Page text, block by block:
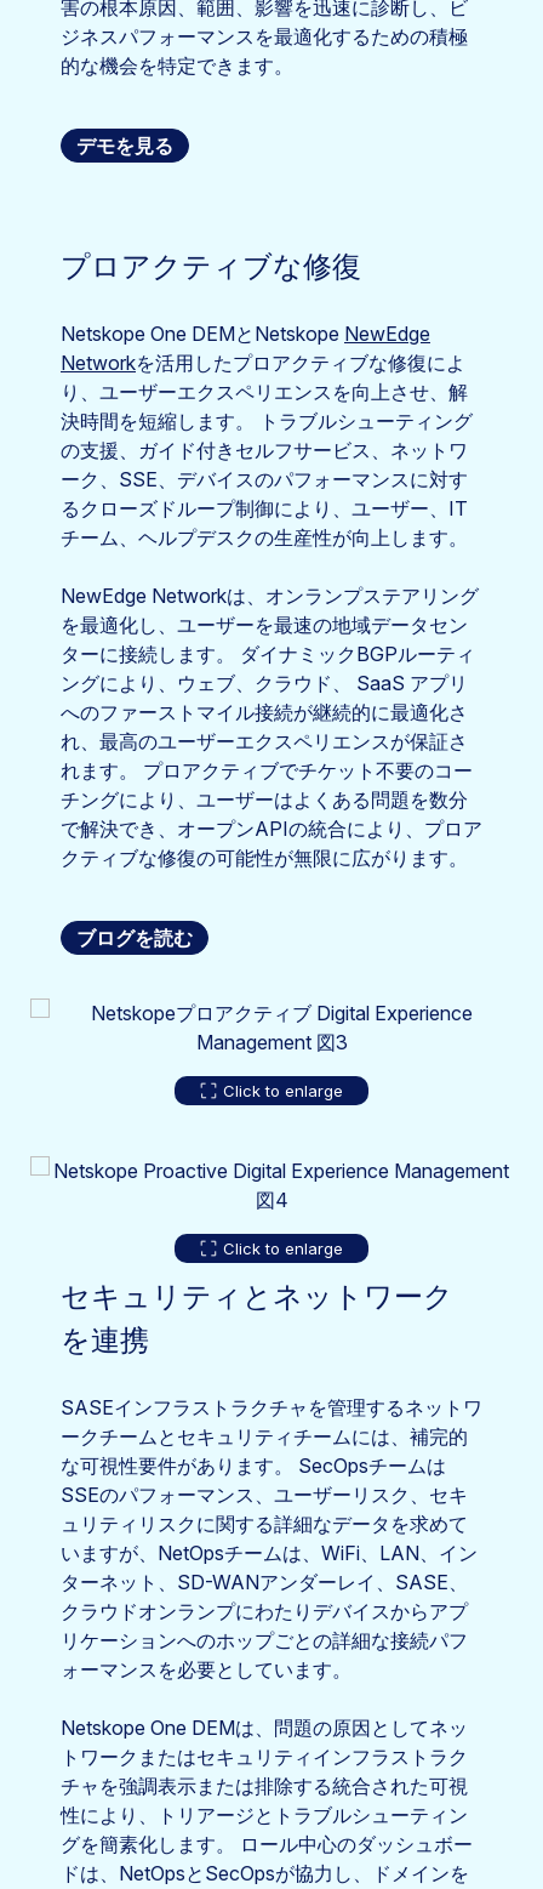
害の根本原因、範囲、影響を迅速に診断し、ビ
ジネスパフォーマンスを最適化するための積極
的な機会を特定できます。
デモを見る
プロアクティブな修復
Netskope One DEMとNetskope NewEdge
Networkを活用したプロアクティブな修復によ
り、ユーザーエクスペリエンスを向上させ、解
決時間を短縮します。 トラブルシューティング
の支援、ガイド付きセルフサービス、ネットワ
ーク、SSE、デバイスのパフォーマンスに対す
るクローズドループ制御により、ユーザー、IT
チーム、ヘルプデスクの生産性が向上します。
NewEdge Networkは、オンランプステアリング
を最適化し、ユーザーを最速の地域データセン
ターに接続します。 ダイナミックBGPルーティ
ングにより、ウェブ、クラウド、 SaaS アプリ
へのファーストマイル接続が継続的に最適化さ
れ、最高のユーザーエクスペリエンスが保証さ
れます。 プロアクティブでチケット不要のコー
チングにより、ユーザーはよくある問題を数分
で解決でき、オープンAPIの統合により、プロア
クティブな修復の可能性が無限に広がります。
ブログを読む
Click to enlarge
セキュリティとネットワーク
を連携
SASEインフラストラクチャを管理するネットワ
ークチームとセキュリティチームには、補完的
な可視性要件があります。 SecOpsチームは
SSEのパフォーマンス、ユーザーリスク、セキ
ュリティリスクに関する詳細なデータを求めて
いますが、NetOpsチームは、WiFi、LAN、イン
ターネット、SD-WANアンダーレイ、SASE、
クラウドオンランプにわたりデバイスからアプ
リケーションへのホップごとの詳細な接続パフ
ォーマンスを必要としています。
Netskope One DEMは、問題の原因としてネッ
トワークまたはセキュリティインフラストラク
チャを強調表示または排除する統合された可視
性により、トリアージとトラブルシューティン
グを簡素化します。 ロール中心のダッシュボー
ドは、NetOpsとSecOpsが協力し、ドメインを
Click to enlarge